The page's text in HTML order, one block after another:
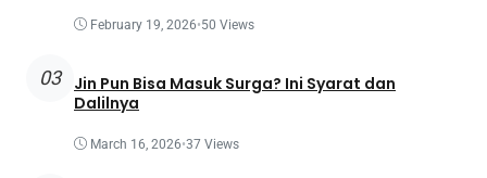
February 19, 2026•50 Views
03
Jin Pun Bisa Masuk Surga? Ini Syarat dan
Dalilnya
March 16, 2026•37 Views